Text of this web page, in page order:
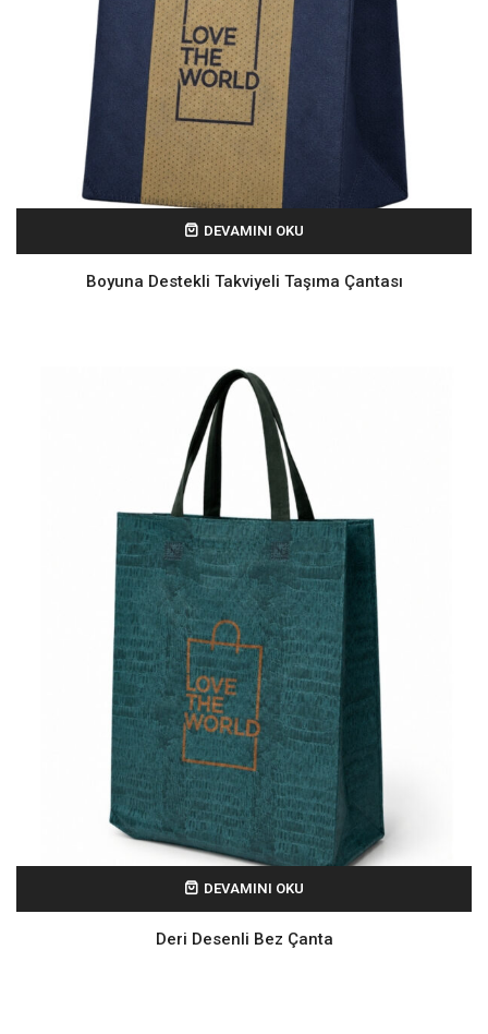
DEVAMINI OKU
Boyuna Destekli Takviyeli Taşıma Çantası
DEVAMINI OKU
Deri Desenli Bez Çanta